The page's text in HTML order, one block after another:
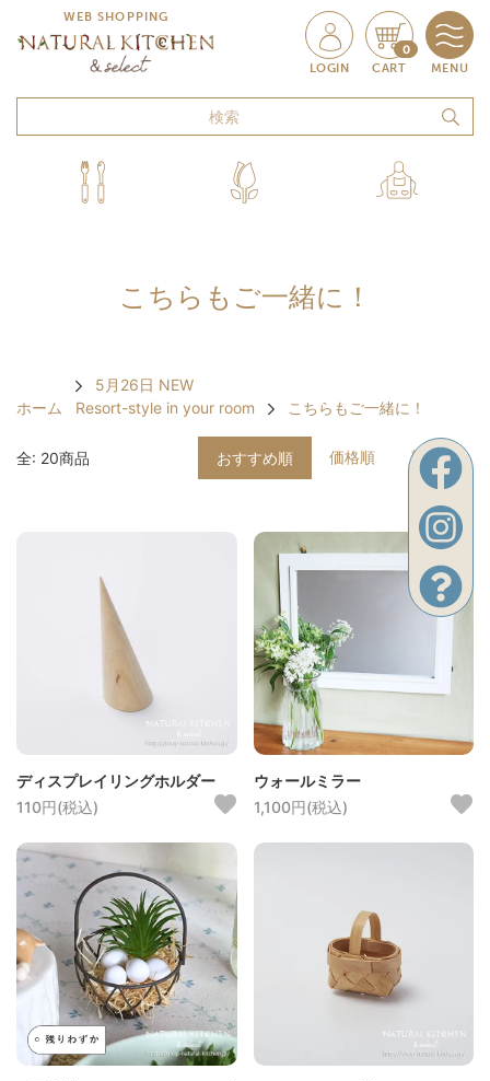
WEB SHOPPING
LOGIN
0
CART MENU
こちらもご一緒に！
ホーム
5月26日 NEW
Resort-style in your room
こちらもご一緒に！
全: 20商品 おすすめ順 価格順 新着順
ディスプレイリングホルダー
110円(税込)
ウォールミラー
1,100円(税込)